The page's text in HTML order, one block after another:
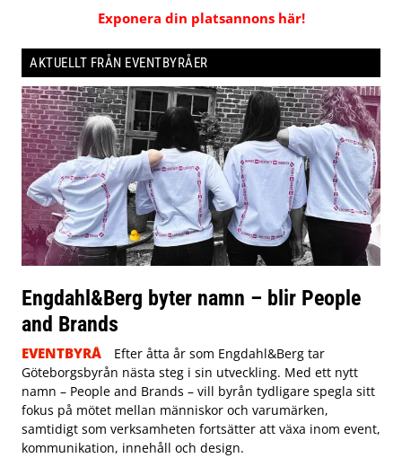
Exponera din platsannons här!
AKTUELLT FRÅN EVENTBYRÅER
Engdahl&Berg byter namn – blir People
and Brands
EVENTBYRÅ
Efter åtta år som Engdahl&Berg tar
Göteborgsbyrån nästa steg i sin utveckling. Med ett nytt
namn – People and Brands – vill byrån tydligare spegla sitt
fokus på mötet mellan människor och varumärken,
samtidigt som verksamheten fortsätter att växa inom event,
kommunikation, innehåll och design.